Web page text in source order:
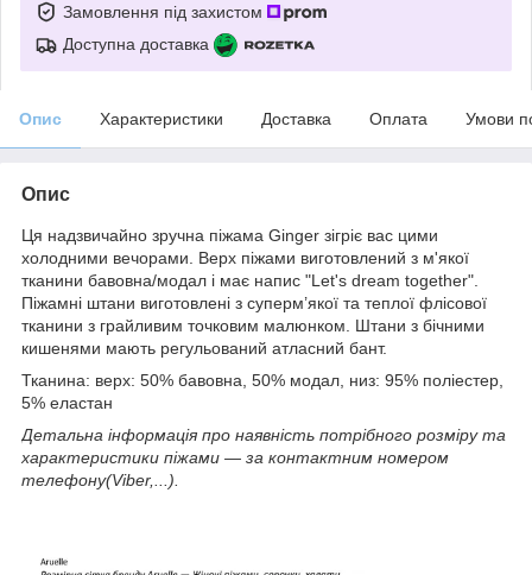
Замовлення під захистом
Доступна доставка
Опис Характеристики Доставка Оплата Умови
Опис
Ця надзвичайно зручна піжама Ginger зігріє вас цими
холодними вечорами. Верх піжами виготовлений з м'якої
тканини бавовна/модал і має напис "Let's dream together".
Піжамні штани виготовлені з суперм’якої та теплої флісової
тканини з грайливим точковим малюнком. Штани з бічними
кишенями мають регульований атласний бант.
Тканина: верх: 50% бавовна, 50% модал, низ: 95% поліестер,
5% еластан
Детальна інформація про наявність потрібного розміру та
характеристики піжами ― за контактним номером
телефону(Viber,...).